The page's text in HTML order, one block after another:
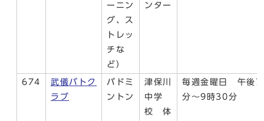
ーニン
グ、ス
トレッ
チな
ど）
ンター
674
武儀バトク
ラブ
バドミ
ントン
津保川
中学
校 体
毎週金曜日 午後7
分～9時30分